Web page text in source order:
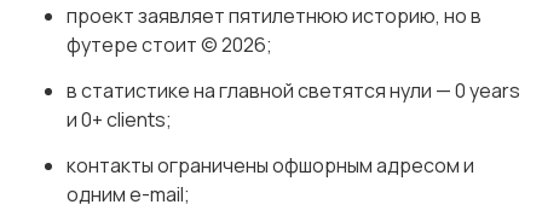
проект заявляет пятилетнюю историю, но в
футере стоит © 2026;
в статистике на главной светятся нули — 0 years
и 0+ clients;
контакты ограничены офшорным адресом и
одним e-mail;